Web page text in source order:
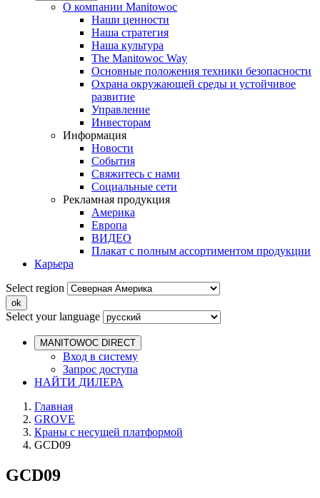
О компании Manitowoc
Наши ценности
Наша стратегия
Наша культура
The Manitowoc Way
Основные положения техники безопасности
Охрана окружающей среды и устойчивое
развитие
Управление
Инвесторам
Информация
Новости
События
Свяжитесь с нами
Социальные сети
Рекламная продукция
Америка
Европа
ВИДЕО
Плакат с полным ассортиментом продукции
Карьера
Select region
Select your language
MANITOWOC DIRECT
Вход в систему
Запрос доступа
НАЙТИ ДИЛЕРА
Главная
GROVE
Краны с несущей платформой
GCD09
GCD09